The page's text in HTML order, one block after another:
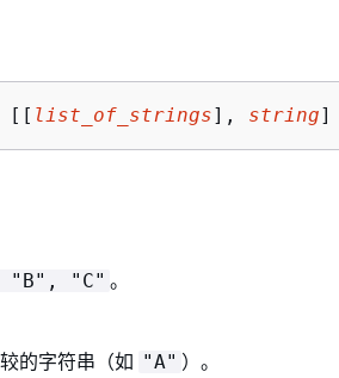
[[ list_of_strings], string]
"B", "C" 。
的字符串（如 "A" ）。